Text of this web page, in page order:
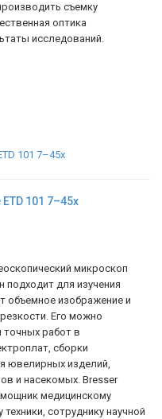
съемку
оптика
исследований.
101 7–45x
микроскоп
подходит для изучения
объемное изображение и
Его можно
точных работ в
сборки
ювелирных изделий,
и насекомых. Bresser
медицинскому
сотруднику научной